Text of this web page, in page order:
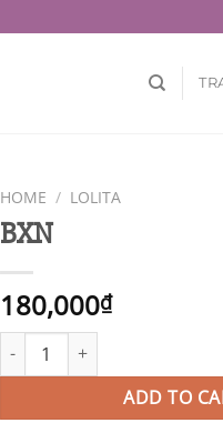
HOME / LOLITA
BXN
180,000₫
BXN quantity
ADD TO